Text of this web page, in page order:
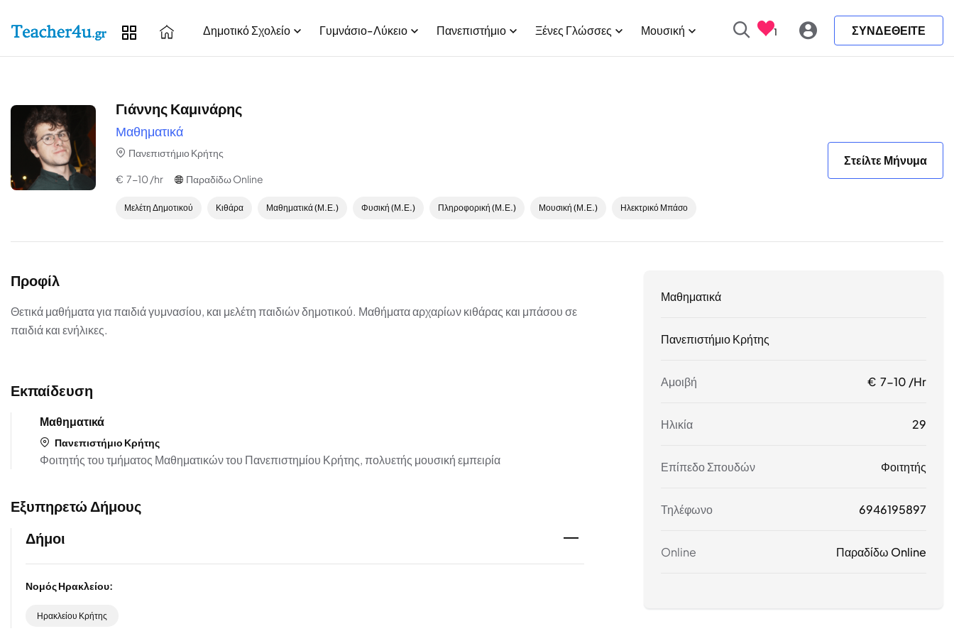
Δημοτικό Σχολείο Γυμνάσιο-Λύκειο Πανεπιστήμιο Ξένες Γλώσσες Μουσική 1 ΣΥΝΔΕΘΕΙΤΕ
Γιάννης Καμινάρης
Μαθηματικά
Πανεπιστήμιο Κρήτης
€ 7-10 /hr Παραδίδω Online
Μελέτη Δημοτικού Κιθάρα Μαθηματικά (Μ.Ε.) Φυσική (Μ.Ε.) Πληροφορική (Μ.Ε.) Μουσική (Μ.Ε.) Ηλεκτρικό Μπάσο
Στείλτε Μήνυμα
Προφίλ
Θετικά μαθήματα για παιδιά γυμνασίου, και μελέτη παιδιών δημοτικού. Μαθήματα αρχαρίων κιθάρας και μπάσου σε
παιδιά και ενήλικες.
Εκπαίδευση
Μαθηματικά
Πανεπιστήμιο Κρήτης
Φοιτητής του τμήματος Μαθηματικών του Πανεπιστημίου Κρήτης, πολυετής μουσική εμπειρία
Εξυπηρετώ Δήμους
Δήμοι
Νομός Ηρακλείου:
Ηρακλείου Κρήτης
Μαθηματικά
Πανεπιστήμιο Κρήτης
Αμοιβή € 7-10 /hr
Ηλικία 29
Επίπεδο Σπουδών Φοιτητής
Τηλέφωνο 6946195897
Online Παραδίδω Online